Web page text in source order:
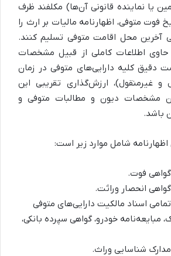
یا نماینده قانونی آن‌ها) مکلفند ظرف
فوت متوفی، اظهارنامه مالیات بر ارث را
آخرین محل اقامت متوفی تسلیم کنند.
حاوی اطلاعات کاملی از قبیل مشخصات
دقیق کلیه دارایی‌های متوفی در زمان
غیرمنقول)، ارزش‌گذاری تقریبی این
مشخصات دیون و مطالبات متوفی و
باشد.
اظهارنامه شامل موارد زیر است:
گواهی فوت.
انحصار وراثت.
اسناد مالکیت دارایی‌های متوفی
مبایعه‌نامه خودرو، گواهی سپرده بانکی،
شناسایی وراث.